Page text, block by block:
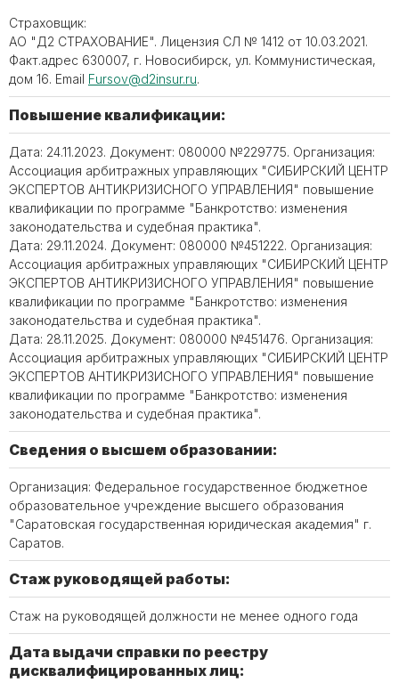
Страховщик:
АО "Д2 СТРАХОВАНИЕ". Лицензия СЛ № 1412 от 10.03.2021.
Факт.адрес 630007, г. Новосибирск, ул. Коммунистическая,
дом 16. Email Fursov@d2insur.ru.
Повышение квалификации:
Дата: 24.11.2023. Документ: 080000 №229775. Организация:
Ассоциация арбитражных управляющих "СИБИРСКИЙ ЦЕНТР
ЭКСПЕРТОВ АНТИКРИЗИСНОГО УПРАВЛЕНИЯ" повышение
квалификации по программе "Банкротство: изменения
законодательства и судебная практика".
Дата: 29.11.2024. Документ: 080000 №451222. Организация:
Ассоциация арбитражных управляющих "СИБИРСКИЙ ЦЕНТР
ЭКСПЕРТОВ АНТИКРИЗИСНОГО УПРАВЛЕНИЯ" повышение
квалификации по программе "Банкротство: изменения
законодательства и судебная практика".
Дата: 28.11.2025. Документ: 080000 №451476. Организация:
Ассоциация арбитражных управляющих "СИБИРСКИЙ ЦЕНТР
ЭКСПЕРТОВ АНТИКРИЗИСНОГО УПРАВЛЕНИЯ" повышение
квалификации по программе "Банкротство: изменения
законодательства и судебная практика".
Сведения о высшем образовании:
Организация: Федеральное государственное бюджетное
образовательное учреждение высшего образования
"Саратовская государственная юридическая академия" г.
Саратов.
Стаж руководящей работы:
Стаж на руководящей должности не менее одного года
Дата выдачи справки по реестру
дисквалифицированных лиц: